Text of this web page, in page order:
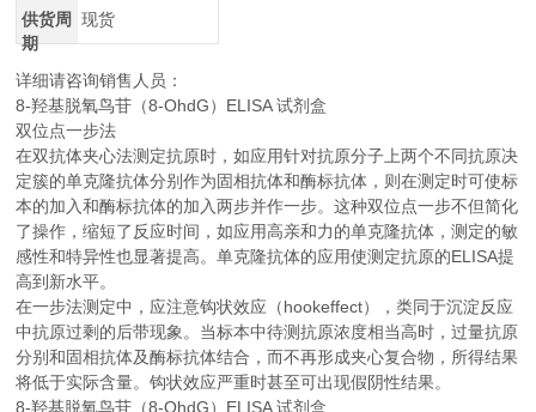
供货周
期
现货
详细请咨询销售人员：
8-羟基脱氧鸟苷（8-OhdG）ELISA 试剂盒
双位点一步法
在双抗体夹心法测定抗原时，如应用针对抗原分子上两个不同抗原决
定簇的单克隆抗体分别作为固相抗体和酶标抗体，则在测定时可使标
本的加入和酶标抗体的加入两步并作一步。这种双位点一步不但简化
了操作，缩短了反应时间，如应用高亲和力的单克隆抗体，测定的敏
感性和特异性也显著提高。单克隆抗体的应用使测定抗原的ELISA提
高到新水平。
在一步法测定中，应注意钩状效应（hookeffect），类同于沉淀反应
中抗原过剩的后带现象。当标本中待测抗原浓度相当高时，过量抗原
分别和固相抗体及酶标抗体结合，而不再形成夹心复合物，所得结果
将低于实际含量。钩状效应严重时甚至可出现假阴性结果。
8-羟基脱氧鸟苷（8-OhdG）ELISA 试剂盒